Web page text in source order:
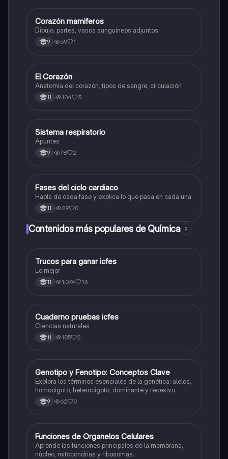
Biologia
Corazón mamiferos
Dibujo, partes, vasos sanguíneos adjuntos
9 69 1
Biologia
El Corazón
Anatomía del corazón, tipos de sangre, circulación
11 104 3
Biologia
Sistema respiratorio
Apuntes
9 78 2
Biologia
Fases del ciclo cardiaco
Habla de cada fase y explica lo que pasa en cada una
11 29 0
Contenidos más populares de Química 9
Química
Trucos para ganar icfes
Lo mejor
11 1,074 13
Biologia
Cuaderno pruebas icfes
Ciencias naturales
11 185 2
GBiologia
Genotipo y Fenotipo: Conceptos Clave
Explora los términos esenciales de la genética: alelos,
homocigoto, heterocigoto, dominante y recesivo.
9 62 0
FBiologia
Funciones de Organelos Celulares
Aprende las funciones principales de la membrana,
núcleo, mitocondrias y ribosomas.